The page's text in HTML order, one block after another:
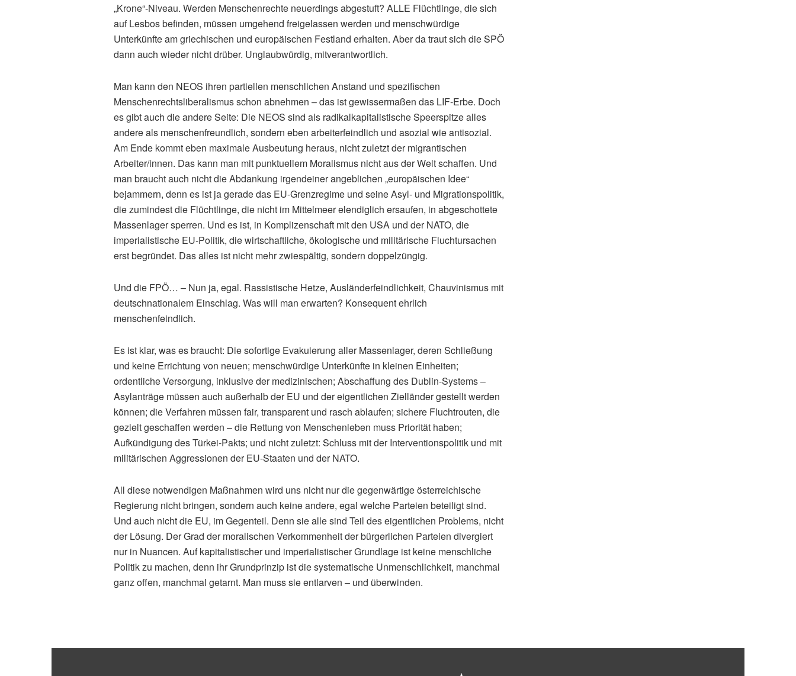
„Krone“-Niveau. Werden Menschenrechte neuerdings abgestuft? ALLE Flüchtlinge, die sich
auf Lesbos befinden, müssen umgehend freigelassen werden und menschwürdige
Unterkünfte am griechischen und europäischen Festland erhalten. Aber da traut sich die SPÖ
dann auch wieder nicht drüber. Unglaubwürdig, mitverantwortlich.
Man kann den NEOS ihren partiellen menschlichen Anstand und spezifischen
Menschenrechtsliberalismus schon abnehmen – das ist gewissermaßen das LIF-Erbe. Doch
es gibt auch die andere Seite: Die NEOS sind als radikalkapitalistische Speerspitze alles
andere als menschenfreundlich, sondern eben arbeiterfeindlich und asozial wie antisozial.
Am Ende kommt eben maximale Ausbeutung heraus, nicht zuletzt der migrantischen
Arbeiter/innen. Das kann man mit punktuellem Moralismus nicht aus der Welt schaffen. Und
man braucht auch nicht die Abdankung irgendeiner angeblichen „europäischen Idee“
bejammern, denn es ist ja gerade das EU-Grenzregime und seine Asyl- und Migrationspolitik,
die zumindest die Flüchtlinge, die nicht im Mittelmeer elendiglich ersaufen, in abgeschottete
Massenlager sperren. Und es ist, in Komplizenschaft mit den USA und der NATO, die
imperialistische EU-Politik, die wirtschaftliche, ökologische und militärische Fluchtursachen
erst begründet. Das alles ist nicht mehr zwiespältig, sondern doppelzüngig.
Und die FPÖ… – Nun ja, egal. Rassistische Hetze, Ausländerfeindlichkeit, Chauvinismus mit
deutschnationalem Einschlag. Was will man erwarten? Konsequent ehrlich
menschenfeindlich.
Es ist klar, was es braucht: Die sofortige Evakuierung aller Massenlager, deren Schließung
und keine Errichtung von neuen; menschwürdige Unterkünfte in kleinen Einheiten;
ordentliche Versorgung, inklusive der medizinischen; Abschaffung des Dublin-Systems –
Asylanträge müssen auch außerhalb der EU und der eigentlichen Zielländer gestellt werden
können; die Verfahren müssen fair, transparent und rasch ablaufen; sichere Fluchtrouten, die
gezielt geschaffen werden – die Rettung von Menschenleben muss Priorität haben;
Aufkündigung des Türkei-Pakts; und nicht zuletzt: Schluss mit der Interventionspolitik und mit
militärischen Aggressionen der EU-Staaten und der NATO.
All diese notwendigen Maßnahmen wird uns nicht nur die gegenwärtige österreichische
Regierung nicht bringen, sondern auch keine andere, egal welche Parteien beteiligt sind.
Und auch nicht die EU, im Gegenteil. Denn sie alle sind Teil des eigentlichen Problems, nicht
der Lösung. Der Grad der moralischen Verkommenheit der bürgerlichen Parteien divergiert
nur in Nuancen. Auf kapitalistischer und imperialistischer Grundlage ist keine menschliche
Politik zu machen, denn ihr Grundprinzip ist die systematische Unmenschlichkeit, manchmal
ganz offen, manchmal getarnt. Man muss sie entlarven – und überwinden.